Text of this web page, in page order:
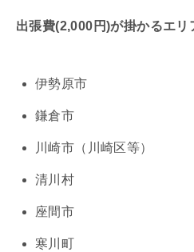
出張費(2,000円)が掛かるエリ
伊勢原市
鎌倉市
川崎市（川崎区等）
清川村
座間市
寒川町